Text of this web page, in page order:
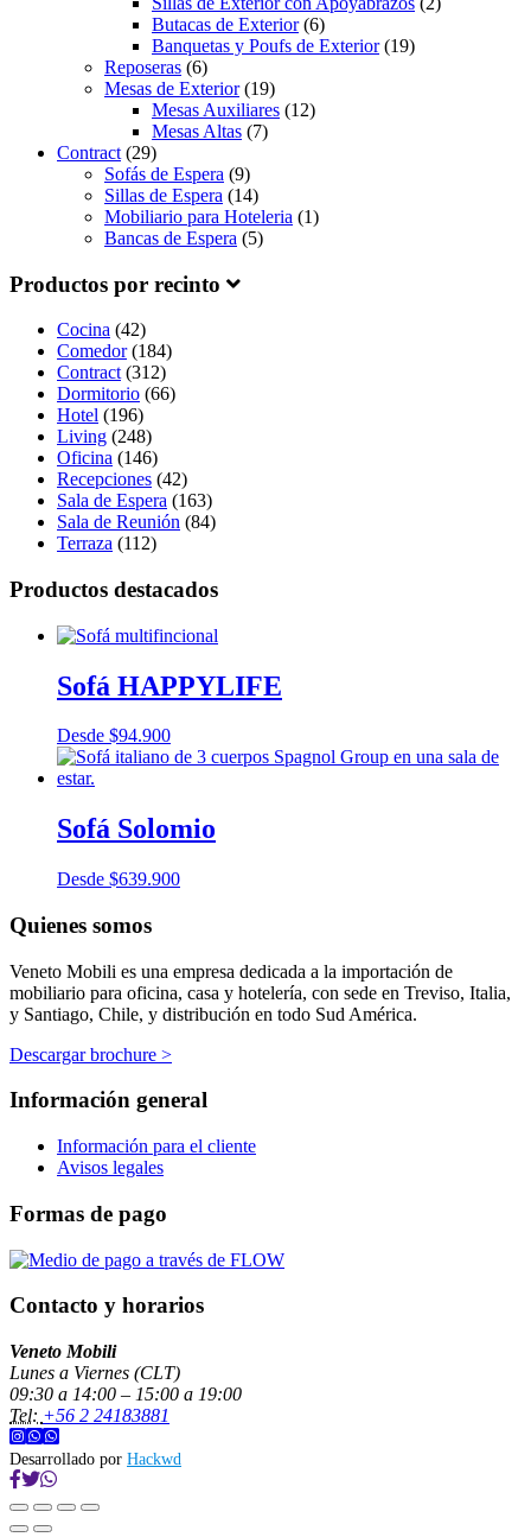
Butacas de Exterior(6)
Banquetas y Poufs de Exterior(19)
Reposeras (6)
Mesas de Exterior(19)
Mesas Auxiliares (12)
Mesas Altas (7)
Contract (29)
Sofás de Espera (9)
Sillas de Espera (14)
Mobiliario para Hoteleria (1)
Bancas de Espera (5)
Productos por recinto
Cocina (42)
Comedor(184)
Contract (312)
Dormitorio (66)
Hotel (196)
Living (248)
Oficina (146)
Recepciones (42)
Sala de Espera (163)
Sala de Reunión (84)
Terraza (112)
Productos destacados
Sofá HAPPYLIFE
Desde $94.900
Sofá Solomio
Desde $639.900
Quienes somos
Veneto Mobili es una empresa dedicada a la importación de
mobiliario para oficina, casa y hotelería, con sede en Treviso, Italia,
y Santiago, Chile, y distribución en todo Sud América.
Descargar brochure >
Información general
Información para el cliente
Avisos legales
Formas de pago
Contacto y horarios
Veneto Mobili
Lunes a Viernes (CLT)
09:30 a 14:00 – 15:00 a 19:00
Tel: +56 2 24183881
Desarrollado por Hackwd